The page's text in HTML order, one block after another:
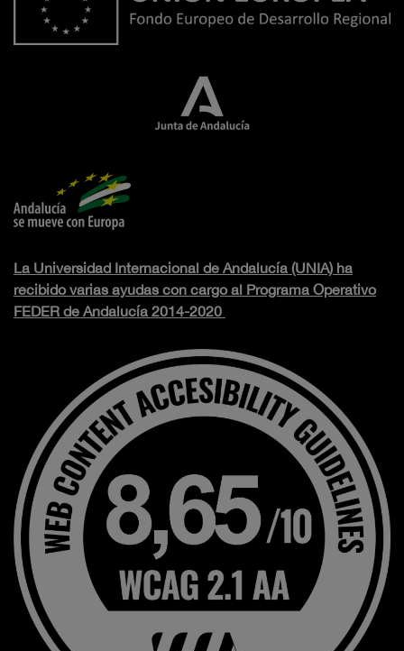
La Universidad Internacional de Andalucía (UNIA) ha
recibido varias ayudas con cargo al Programa Operativo
FEDER de Andalucía 2014-2020